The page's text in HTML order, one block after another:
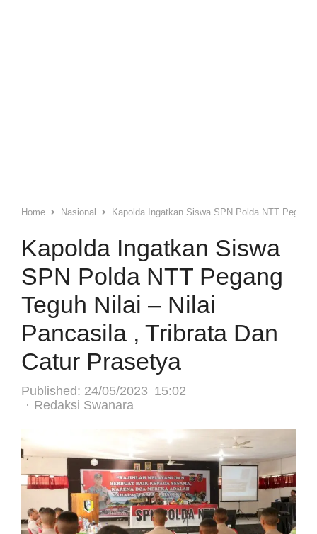
Home Nasional Kapolda Ingatkan Siswa SPN Polda NTT
Kapolda Ingatkan Siswa
SPN Polda NTT Pegang
Teguh Nilai – Nilai
Pancasila , Tribrata Dan
Catur Prasetya
Published: 24/05/2023 15:02
Author
Redaksi Swanara